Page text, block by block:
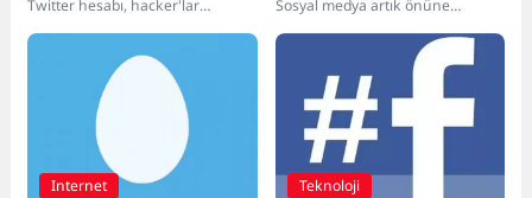
Twitter hesabı, hacker'lar
Squad adlı bir gruba...
Sosyal medya artık önüne
öteye gitmektedir. Günlük...
Internet Teknoloji